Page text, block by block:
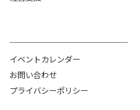
イベントカレンダー
お問い合わせ
プライバシーポリシー